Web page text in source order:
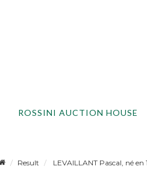
ROSSINI AUCTION HOUSE
Result LEVAILLANT Pascal, né en